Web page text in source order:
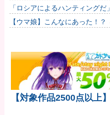
で落ちる
「ロシアによるハンティング
人を追い回して爆発…ゼレンス
【ウマ娘】こんなにあった！
【対象作品2500点以上